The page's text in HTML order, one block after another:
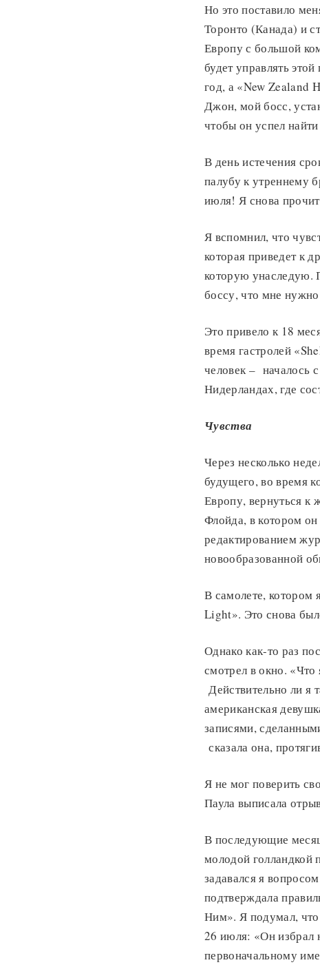
Но это поставило
Торонто (Канада) и
Европу с большой
будет управлять
год, а «New Zealand
Джон, мой босс,
чтобы он успел
В день истечения
палубу к утреннему
июля! Я снова
Я вспомнил, что
которая приведет к
которую унаследую.
боссу, что мне
Это привело к 18
время гастролей
человек – началось
Нидерландах, где
Чувства
Через несколько
будущего, во время
Европу, вернуться к
Флойда, в котором
редактированием
новообразованной
В самолете, котором
Light». Это снова
Однако как-то раз
смотрел в окно.
Действительно ли я
американская
записями,
сказала она,
Я не мог поверить
Паула выписала
В последующие
молодой
задавался я
подтверждала
Ним». Я подумал, что
26 июля: «Он избрал
первоначальному